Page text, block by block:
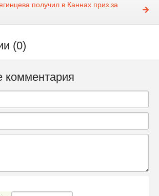
получил в Каннах приз за
(0)
комментария